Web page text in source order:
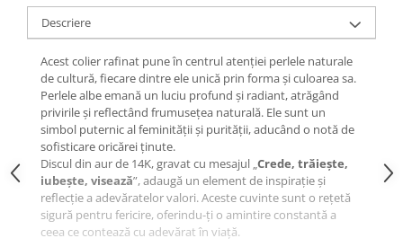
Descriere
Acest colier rafinat pune în centrul atenției perlele naturale
de cultură, fiecare dintre ele unică prin forma și culoarea sa.
Perlele albe emană un luciu profund și radiant, atrăgând
privirile și reflectând frumusețea naturală. Ele sunt un
simbol puternic al feminității și purității, aducând o notă de
sofisticare oricărei ținute.
Discul din aur de 14K, gravat cu mesajul „Crede, trăiește,
iubește, visează”, adaugă un element de inspirație și
reflecție a adevăratelor valori. Aceste cuvinte sunt o rețetă
sigură pentru fericire, oferindu-ți o amintire constantă a
ceea ce contează cu adevărat în viață.